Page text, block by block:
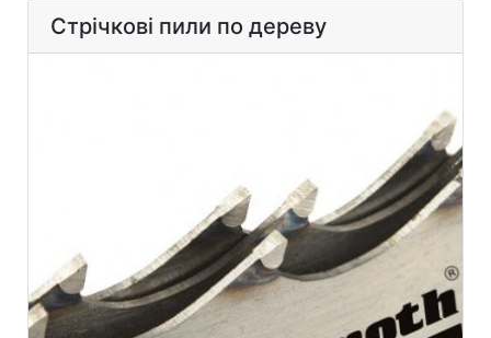
Стрічкові пили по дереву